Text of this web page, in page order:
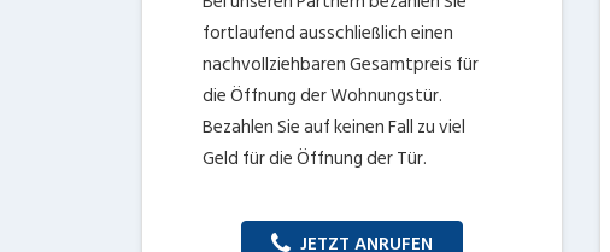
fortlaufend ausschließlich einen
nachvollziehbaren Gesamtpreis für
die Öffnung der Wohnungstür.
Bezahlen Sie auf keinen Fall zu viel
Geld für die Öffnung der Tür.
JETZT ANRUFEN